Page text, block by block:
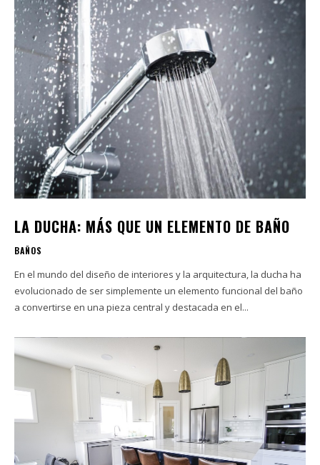
LA DUCHA: MÁS QUE UN ELEMENTO DE BAÑO
BAÑOS
En el mundo del diseño de interiores y la arquitectura, la ducha ha
evolucionado de ser simplemente un elemento funcional del baño
a convertirse en una pieza central y destacada en el...